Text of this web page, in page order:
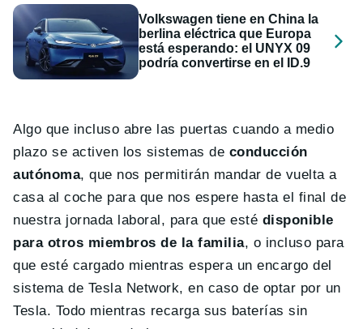
Volkswagen tiene en China la
berlina eléctrica que Europa
está esperando: el UNYX 09
podría convertirse en el ID.9
Algo que incluso abre las puertas cuando a medio
plazo se activen los sistemas de conducción
autónoma, que nos permitirán mandar de vuelta a
casa al coche para que nos espere hasta el final de
nuestra jornada laboral, para que esté disponible
para otros miembros de la familia, o incluso para
que esté cargado mientras espera un encargo del
sistema de Tesla Network, en caso de optar por un
Tesla. Todo mientras recarga sus baterías sin